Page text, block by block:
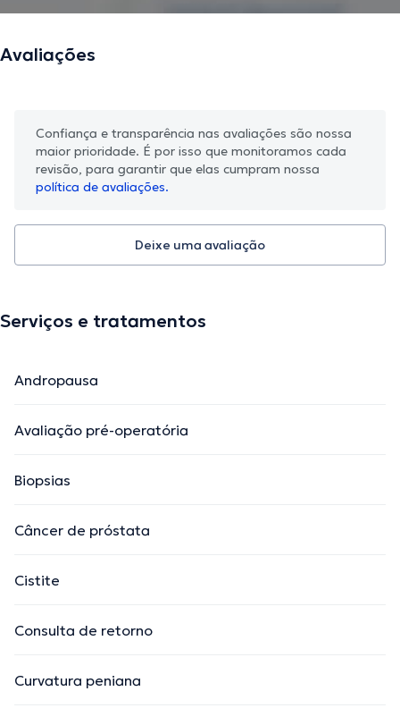
Avaliações
Confiança e transparência nas avaliações são nossa
maior prioridade. É por isso que monitoramos cada
revisão, para garantir que elas cumpram nossa
política de avaliações.
Deixe uma avaliação
Serviços e tratamentos
Andropausa
Avaliação pré-operatória
Biopsias
Câncer de próstata
Cistite
Consulta de retorno
Curvatura peniana